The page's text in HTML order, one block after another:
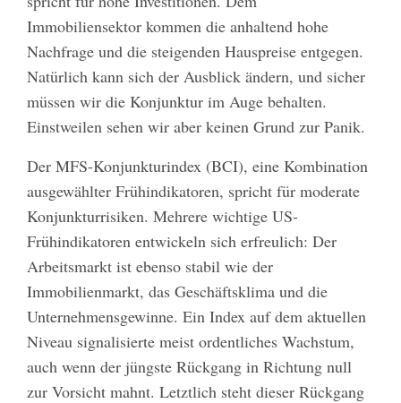
Immobiliensektor kommen die anhaltend hohe
Nachfrage und die steigenden Hauspreise entgegen.
Natürlich kann sich der Ausblick ändern, und sicher
müssen wir die Konjunktur im Auge behalten.
Einstweilen sehen wir aber keinen Grund zur Panik.
Der MFS-Konjunkturindex (BCI), eine Kombination
ausgewählter Frühindikatoren, spricht für moderate
Konjunkturrisiken. Mehrere wichtige US-
Frühindikatoren entwickeln sich erfreulich: Der
Arbeitsmarkt ist ebenso stabil wie der
Immobilienmarkt, das Geschäftsklima und die
Unternehmensgewinne. Ein Index auf dem aktuellen
Niveau signalisierte meist ordentliches Wachstum,
auch wenn der jüngste Rückgang in Richtung null
zur Vorsicht mahnt. Letztlich steht dieser Rückgang